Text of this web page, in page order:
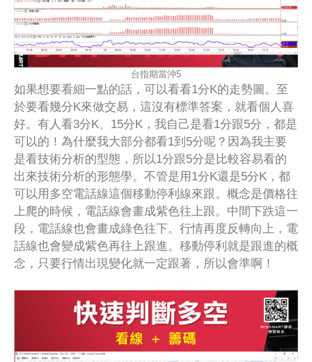
台指期當沖5
如果想要看細一點的話，可以看看1分K的走勢圖。至
於要看幾分K來做交易，這沒有標準答案，就看個人喜
好。有人看3分K、15分K，我自己是看1分跟5分，都是
可以的！為什麼我大部分都看1到5分呢？因為我主要
是看技術分析的型態，所以1分跟5分是比較容易看的
出來技術分析的形態學。不管是用1分K還是5分K，都
可以用多空電話線這個移動停利線來跟。概念是價格往
上爬的時候，電話線會畫成紫色往上跟。中間下跌這一
段，電話線也會畫成綠色往下。行情再度反轉向上，電
話線也會變成紫色再往上跟進。移動停利就是跟進的概
念，只要行情出現變化就一定跟著，所以會準啊！